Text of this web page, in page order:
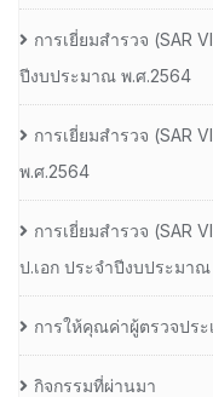
การเยี่ยมสํารวจ (SAR
ปีงบประมาณ พ.ศ.2564
การเยี่ยมสํารวจ (SAR
พ.ศ.2564
การเยี่ยมสํารวจ (SAR
ป.เอก ประจําปีงบประมา
การให้คุณค่าผู้ตรวจประ
กิจกรรมที่ผ่านมา